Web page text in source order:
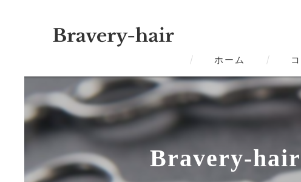
ホーム
下
下
下
Bravery-